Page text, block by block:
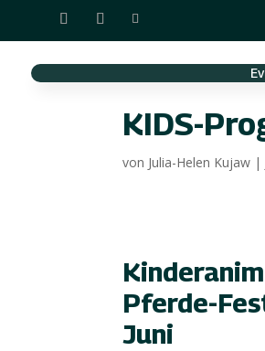
KIDS-
von Julia-Helen Kujaw |
Pferde-
Juni